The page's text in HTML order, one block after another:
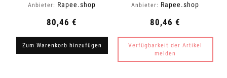
Anbieter: Rapee.shop
80,46 €
Zum Warenkorb hinzufügen
Anbieter: Rapee.shop
80,46 €
Verfügbarkeit der Artikel
melden